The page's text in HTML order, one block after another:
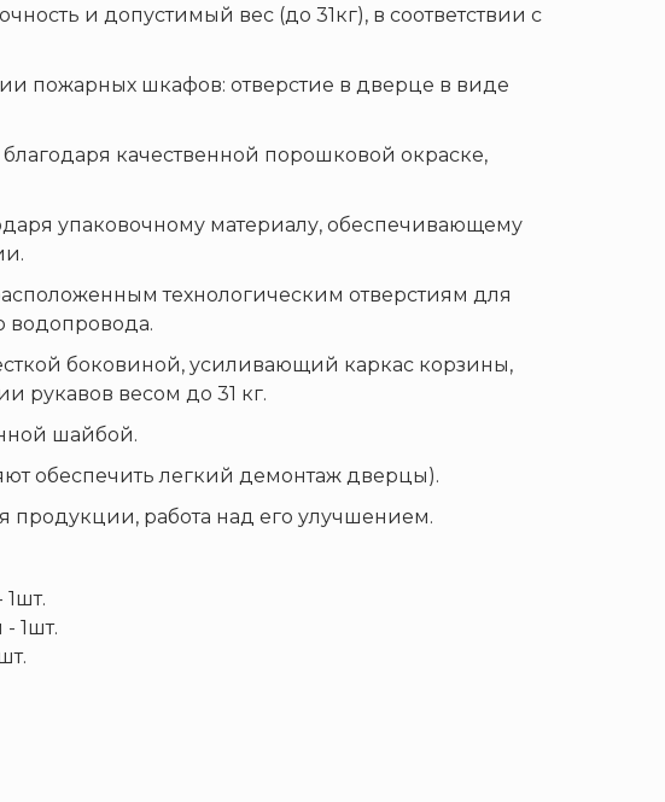
и допустимый вес (до 31кг), в соответствии с
пожарных шкафов: отверстие в дверце в виде
качественной порошковой окраске,
упаковочному материалу, обеспечивающему
технологическим отверстиям для
водопровода.
боковиной, усиливающий каркас корзины,
весом до 31 кг.
шайбой.
обеспечить легкий демонтаж дверцы).
продукции, работа над его улучшением.
1шт.